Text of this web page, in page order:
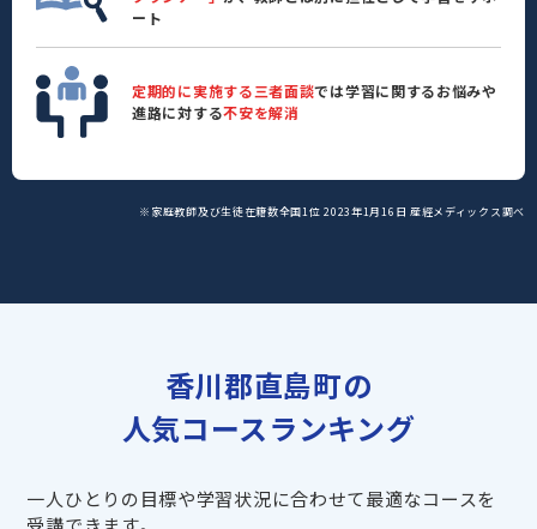
ート
定期的に実施する三者面談では学習に関するお悩みや
進路に対する不安を解消
※家庭教師及び生徒在籍数全国1位 2023年1月16日 産經メディックス調べ
香川郡直島町の
人気コースランキング
一人ひとりの目標や学習状況に合わせて最適なコースを